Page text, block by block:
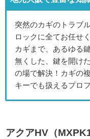
突然のカギのトラブ
ロックに全てお任せ
カギまで、あるゆる
無くした、鍵を開け
の場で解決！カギの
キーでも扱えるプロ
アクアHV（